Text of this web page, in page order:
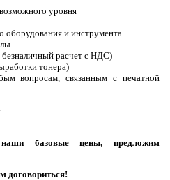
уровня
оборудования и инструмента
расчет с НДС)
тонера)
вопросам, связанным с печатной
базовые цены, предложим
договориться!